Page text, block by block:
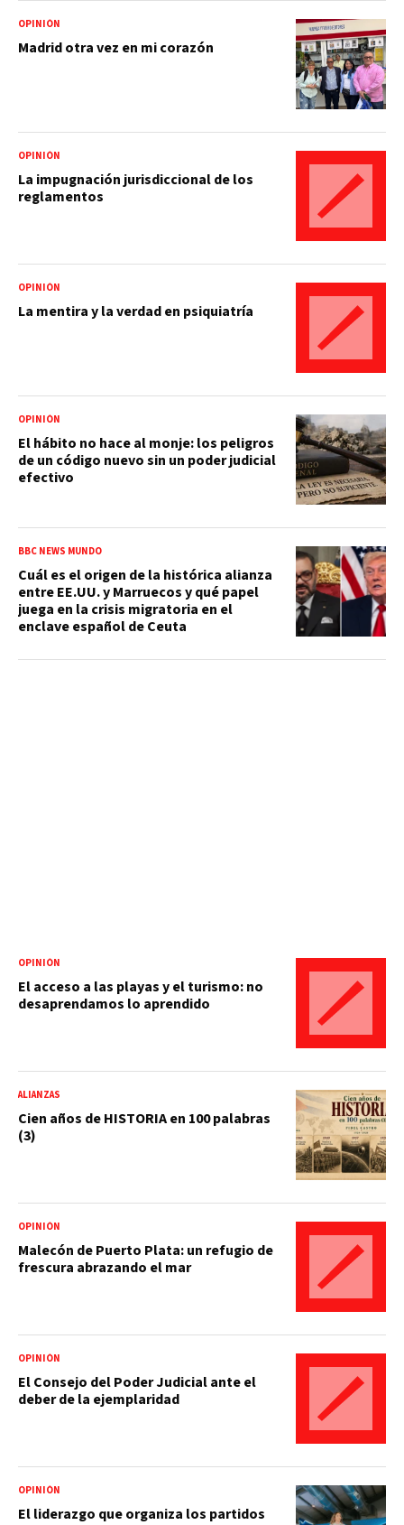
OPINIÓN
Madrid otra vez en mi corazón
OPINIÓN
La impugnación jurisdiccional de los
reglamentos
OPINIÓN
La mentira y la verdad en psiquiatría
OPINIÓN
El hábito no hace al monje: los peligros
de un código nuevo sin un poder judicial
efectivo
BBC NEWS MUNDO
Cuál es el origen de la histórica alianza
entre EE.UU. y Marruecos y qué papel
juega en la crisis migratoria en el
enclave español de Ceuta
OPINIÓN
El acceso a las playas y el turismo: no
desaprendamos lo aprendido
ALIANZAS
Cien años de HISTORIA en 100 palabras
(3)
OPINIÓN
Malecón de Puerto Plata: un refugio de
frescura abrazando el mar
OPINIÓN
El Consejo del Poder Judicial ante el
deber de la ejemplaridad
OPINIÓN
El liderazgo que organiza los partidos